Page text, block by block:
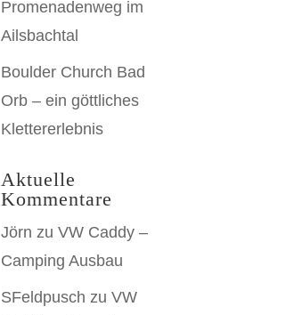
Promenadenweg im
Ailsbachtal
Boulder Church Bad
Orb – ein göttliches
Klettererlebnis
Aktuelle
Kommentare
Jörn zuVW Caddy –
Camping Ausbau
SFeldpusch zuVW